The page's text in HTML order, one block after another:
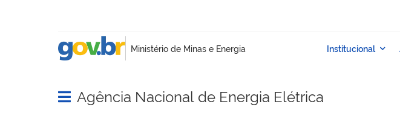
Abrir menu principal de navegação
Agência Nacional de Energia Elétrica